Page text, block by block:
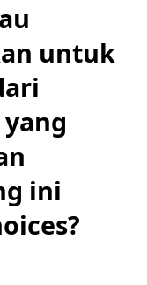
untuk
ini